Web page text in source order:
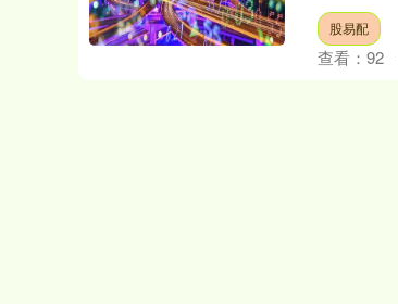
股易配
查看： 92